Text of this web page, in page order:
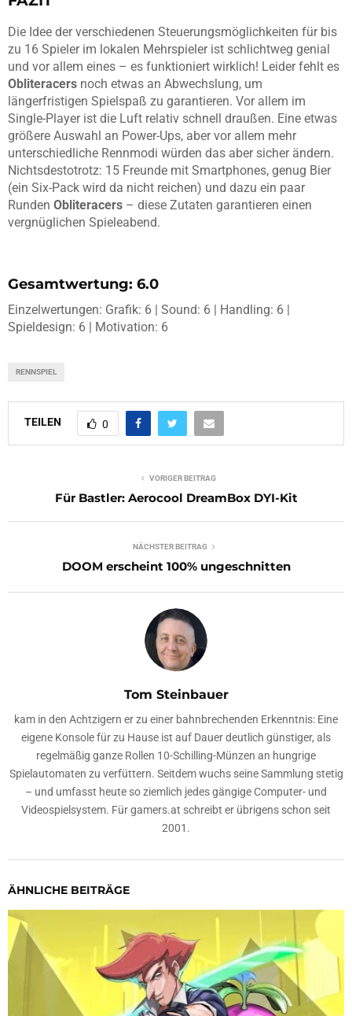
Die Idee der verschiedenen Steuerungsmöglichkeiten für bis
zu 16 Spieler im lokalen Mehrspieler ist schlichtweg genial
und vor allem eines – es funktioniert wirklich! Leider fehlt es
Obliteracers noch etwas an Abwechslung, um
längerfristigen Spielspaß zu garantieren. Vor allem im
Single-Player ist die Luft relativ schnell draußen. Eine etwas
größere Auswahl an Power-Ups, aber vor allem mehr
unterschiedliche Rennmodi würden das aber sicher ändern.
Nichtsdestotrotz: 15 Freunde mit Smartphones, genug Bier
(ein Six-Pack wird da nicht reichen) und dazu ein paar
Runden Obliteracers – diese Zutaten garantieren einen
vergnüglichen Spieleabend.
Gesamtwertung: 6.0
Einzelwertungen: Grafik: 6 | Sound: 6 | Handling: 6 |
Spieldesign: 6 | Motivation: 6
RENNSPIEL
TEILEN 0
VORIGER BEITRAG
Für Bastler: Aerocool DreamBox DYI-Kit
NÄCHSTER BEITRAG
DOOM erscheint 100% ungeschnitten
Tom Steinbauer
kam in den Achtzigern er zu einer bahnbrechenden Erkenntnis: Eine
eigene Konsole für zu Hause ist auf Dauer deutlich günstiger, als
regelmäßig ganze Rollen 10-Schilling-Münzen an hungrige
Spielautomaten zu verfüttern. Seitdem wuchs seine Sammlung stetig
– und umfasst heute so ziemlich jedes gängige Computer- und
Videospielsystem. Für gamers.at schreibt er übrigens schon seit
2001.
ÄHNLICHE BEITRÄGE